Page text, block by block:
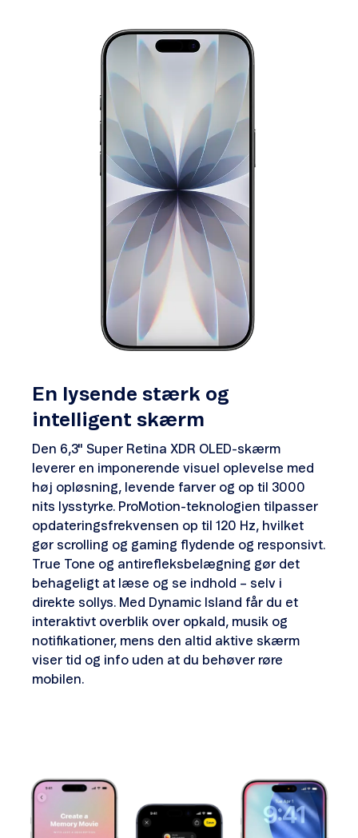
En lysende stærk og
intelligent skærm
Den 6,3" Super Retina XDR OLED-skærm
leverer en imponerende visuel oplevelse med
høj opløsning, levende farver og op til 3000
nits lysstyrke. ProMotion-teknologien tilpasser
opdateringsfrekvensen op til 120 Hz, hvilket
gør scrolling og gaming flydende og responsivt.
True Tone og antirefleksbelægning gør det
behageligt at læse og se indhold – selv i
direkte sollys. Med Dynamic Island får du et
interaktivt overblik over opkald, musik og
notifikationer, mens den altid aktive skærm
viser tid og info uden at du behøver røre
mobilen.